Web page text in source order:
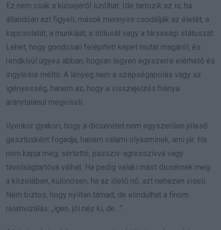
Ez nem csak a külsejéről szólhat. Ide tartozik az is, ha
állandóan azt figyeli, mások mennyire csodálják az életét, a
kapcsolatát, a munkáját, a stílusát vagy a társasági státuszát.
Lehet, hogy gondosan felépített képet mutat magáról, és
rendkívül ügyes abban, hogyan legyen egyszerre elérhető és
irigylésre méltó. A lényeg nem a szépségápolás vagy az
igényesség, hanem az, hogy a visszajelzés hiánya
aránytalanul megviseli.
Ilyenkor gyakori, hogy a dicséretet nem egyszerűen jóleső
gesztusként fogadja, hanem valami olyasminek, ami jár. Ha
nem kapja meg, sértetté, passzív-agresszívvá vagy
távolságtartóvá válhat. Ha pedig valaki mást dicsérnek meg
a közelében, különösen, ha az illető nő, azt nehezen viseli.
Nem biztos, hogy nyíltan támad, de elindulhat a finom
relativizálás: „igen, jól néz ki, de…”.